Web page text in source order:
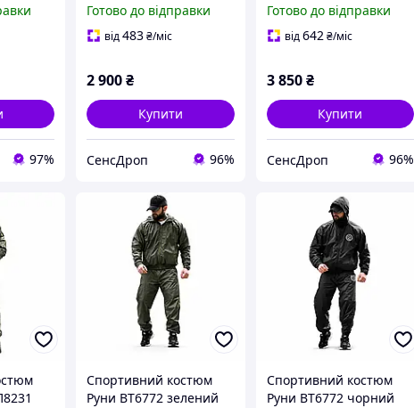
97%
Готово до відправки
від483₴/міс
2 900₴
Купити
СенсДроп 96%
Готово до відправки
від642 ₴/міс
3 850 ₴
Купити
СенсДроп 96%
Спортивний костюм
Руни ВТ6772 зелений
Спортивний костюм
Руни ВТ6772 чорний